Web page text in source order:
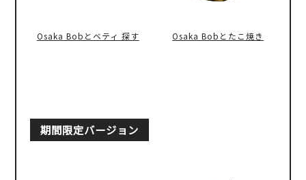
Osaka Bobとベティ 探す Osaka Bobとたこ焼き
期間限定バージョン